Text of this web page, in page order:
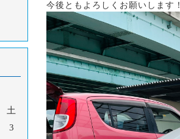
今後ともよろしくお願いします！
土
3